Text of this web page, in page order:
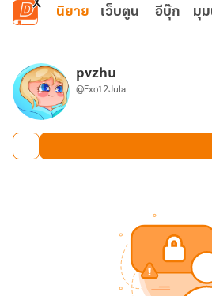
ข้ามไปยังเนื้อหาหลัก
นิยาย เว็บตูน อีบุ๊ก มุ
pvzhu
@Exo12Jula